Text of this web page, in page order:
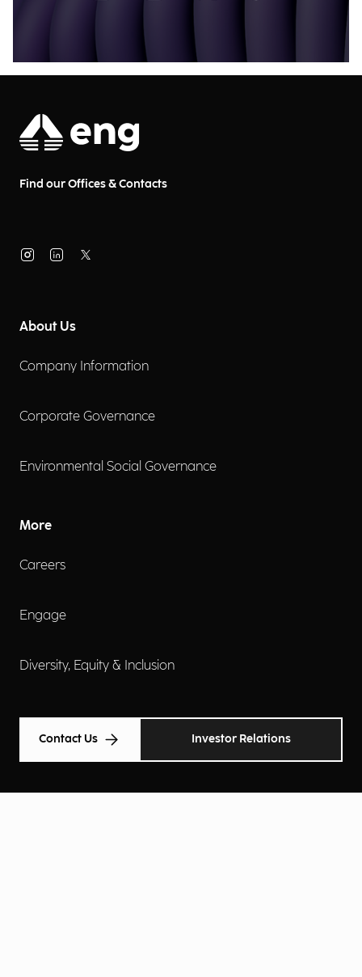
Find our Offices & Contacts
About Us
Company Information
Corporate Governance
Environmental Social Governance
More
Careers
Engage
Diversity, Equity & Inclusion
Contact Us Investor Relations